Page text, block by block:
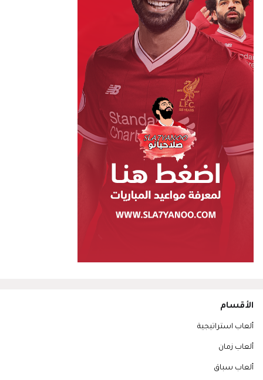
الأقسام
ألعاب استراتيجية
ألعاب زمان
ألعاب سباق